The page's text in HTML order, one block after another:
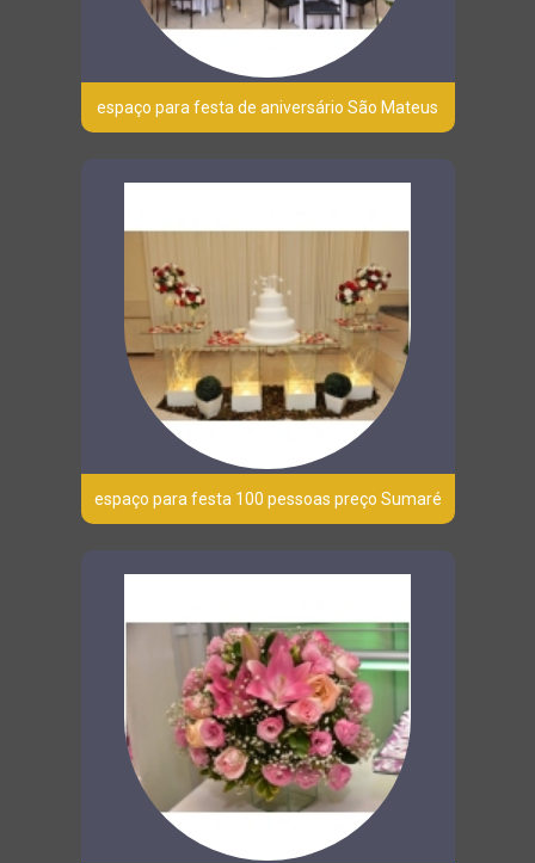
espaço para festa de aniversário São Mateus
espaço para festa 100 pessoas preço Sumaré